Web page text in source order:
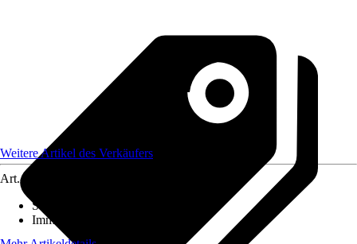
Weitere Artikel des Verkäufers
Art.-Nr.
Standort
Immergrün